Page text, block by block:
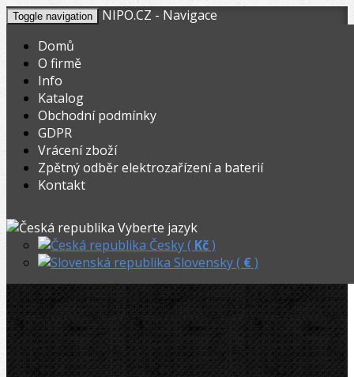
Toggle navigation
NIPO.CZ - Navigace
Domů
O firmě
Info
Katalog
Obchodní podmínky
GDPR
Vrácení zboží
Zpětný odběr elektrozařízení a baterií
Kontakt
Vyberte jazyk
Česky ( Kč)
Slovensky ( €)
V nákupním košíku máte
Celkem: 0,00
Registrovat Přihlásit
NIPO.CZ
Rothenberger Ronol spray 600ml
Rothenberger Ronol spray 600ml